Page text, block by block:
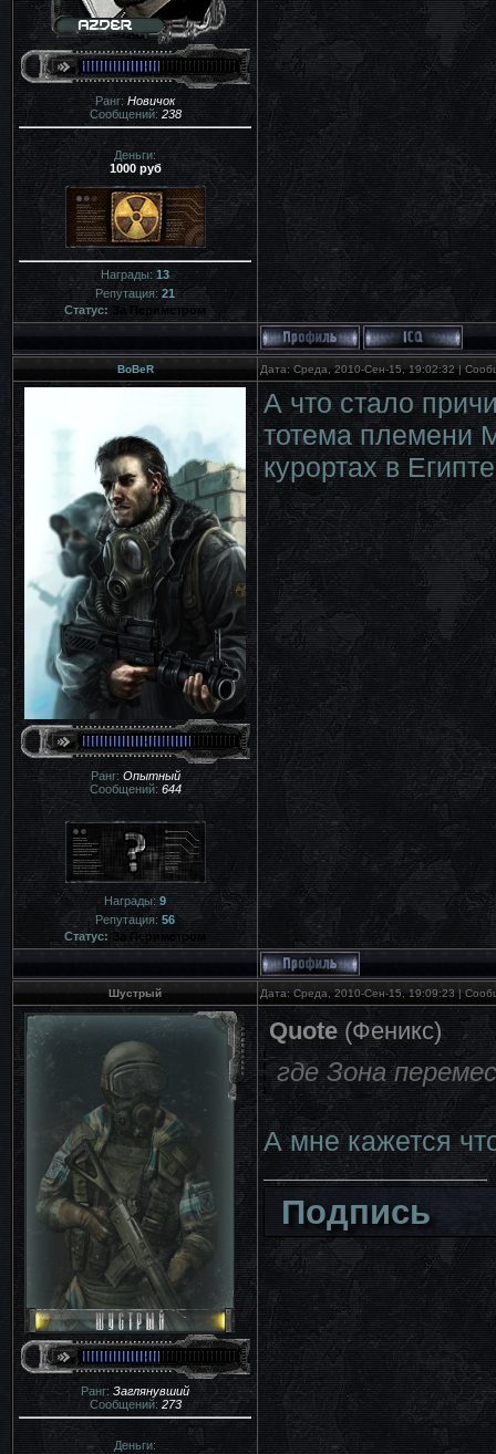
Ранг:Новичок
Сообщений: 238
Деньги:
1000 руб
Награды:13
Репутация:21
Статус: За Периметром
BoBeR Дата: Среда, 2010-Сен-15, 19:02:32 |
Ранг:Опытный
Сообщений:644
Награды:9
Репутация: 56
Статус: За Периметром
А что стало
тотема племени
курортах в
Шустрый Дата: Среда, 2010-Сен-15, 19:09:23 |
Ранг:Заглянувший
Сообщений:273
Деньги:
Quote(Феникс)
где Зона
А мне кажется
Подпись